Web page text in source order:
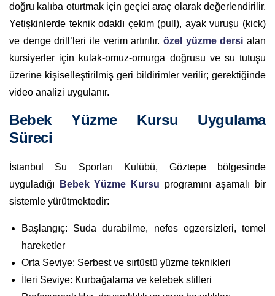
doğru kalıba oturtmak için geçici araç olarak değerlendirilir.
Yetişkinlerde teknik odaklı çekim (pull), ayak vuruşu (kick)
ve denge drill’leri ile verim artırılır. özel yüzme dersi alan
kursiyerler için kulak-omuz-omurga doğrusu ve su tutuşu
üzerine kişiselleştirilmiş geri bildirimler verilir; gerektiğinde
video analizi uygulanır.
Bebek Yüzme Kursu Uygulama
Süreci
İstanbul Su Sporları Kulübü, Göztepe bölgesinde
uyguladığı
Bebek Yüzme Kursu programını aşamalı bir
sistemle yürütmektedir:
Başlangıç: Suda durabilme, nefes egzersizleri, temel
hareketler
Orta Seviye: Serbest ve sırtüstü yüzme teknikleri
İleri Seviye: Kurbağalama ve kelebek stilleri